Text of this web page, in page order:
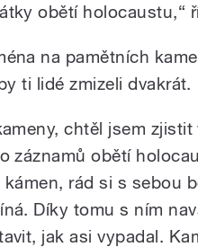
obětí holocaustu,“
na pamětních
ti lidé zmizeli dvakrát.
chtěl jsem
záznamů obětí
rád si s sebou
Díky tomu s ním
jak asi vypadal.